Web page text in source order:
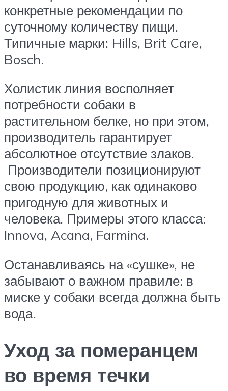
конкретные рекомендации по
суточному количеству пищи.
Типичные марки: Hills, Brit Care,
Bosch.
Холистик линия восполняет
потребности собаки в
растительном белке, но при этом,
производитель гарантирует
абсолютное отсутствие злаков.
Производители позиционируют
свою продукцию, как одинаково
пригодную для животных и
человека. Примеры этого класса:
Innova, Acana, Farmina.
Останавливаясь на «сушке», не
забывают о важном правиле: в
миске у собаки всегда должна быть
вода.
Уход за померанцем
во время течки